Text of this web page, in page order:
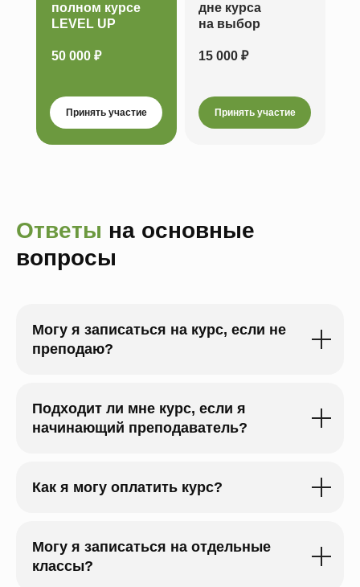
Принять участие
дне курса
на выбор
Принять участие
полном курсе
LEVEL UP
15 000 ₽
50 000 ₽
Ответы на основные
вопросы
Могу я записаться на курс, если не
преподаю?
Подходит ли мне курс, если я
начинающий преподаватель?
Как я могу оплатить курс?
Могу я записаться на отдельные
классы?